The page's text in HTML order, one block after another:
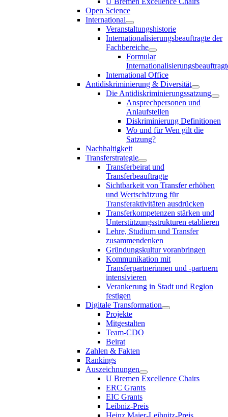
Open Science
International
Veranstaltungshistorie
Internationalisierungsbeauftragte der
Fachbereiche
Formular
International Office
Antidiskriminierung & Diversität
Die Antidiskriminierungssatzung
Ansprechpersonen und
Anlaufstellen
Diskriminierung Definitionen
Wo und für Wen gilt die
Satzung?
Nachhaltigkeit
Transferstrategie
Transferbeirat und
Transferbeauftragte
Sichtbarkeit von Transfer erhöhen
und Wertschätzung für
Transferaktivitäten ausdrücken
Transferkompetenzen stärken und
Unterstützungsstrukturen etablieren
Lehre, Studium und Transfer
zusammendenken
Gründungskultur voranbringen
Kommunikation mit
Transferpartnerinnen und -partnern
intensivieren
Verankerung in Stadt und Region
festigen
Digitale Transformation
Projekte
Mitgestalten
Team-CDO
Beirat
Zahlen & Fakten
Rankings
Auszeichnungen
U Bremen Excellence Chairs
ERC Grants
EIC Grants
Leibniz-Preis
Heinz Maier-Leibnitz-Preis